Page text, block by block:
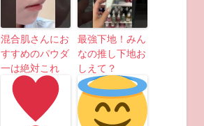
混合肌さんにお
すすめのパウダ
一は絶対これ
最強下地！みん
なの推し下地お
しえて？